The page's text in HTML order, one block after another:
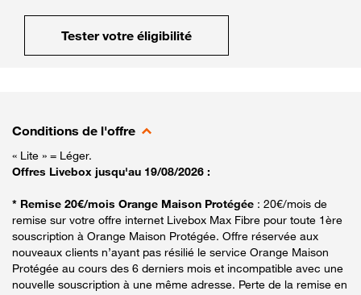
Tester votre éligibilité
Conditions de l'offre
« Lite » = Léger.
Offres Livebox jusqu'au 19/08/2026 :
* Remise 20€/mois Orange Maison Protégée : 20€/mois de
remise sur votre offre internet Livebox Max Fibre pour toute 1ère
souscription à Orange Maison Protégée. Offre réservée aux
nouveaux clients n’ayant pas résilié le service Orange Maison
Protégée au cours des 6 derniers mois et incompatible avec une
nouvelle souscription à une même adresse. Perte de la remise en